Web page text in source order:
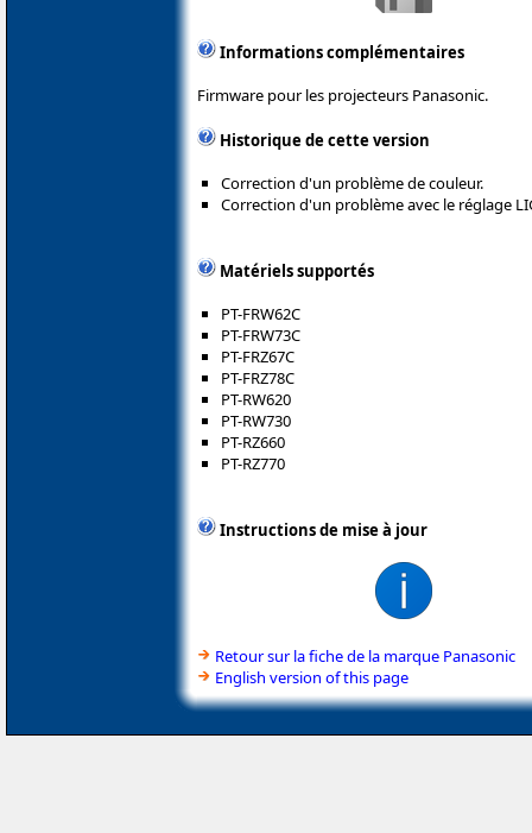
Informations complémentaires
Firmware pour les projecteurs Panasonic.
Historique de cette version
Correction d'un problème de couleur.
Correction d'un problème avec le réglage
Matériels supportés
PT-FRW62C
PT-FRW73C
PT-FRZ67C
PT-FRZ78C
PT-RW620
PT-RW730
PT-RZ660
PT-RZ770
Instructions de mise à jour
Retour sur la fiche de la marque Panasonic
English version of this page